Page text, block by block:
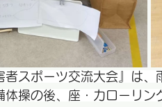
スポーツ交流大会』は、
操の後、座・カローリン